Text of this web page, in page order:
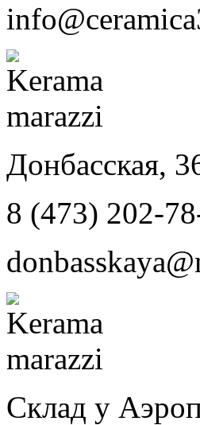
Донбасская,
8 (473) 202-
Склад у